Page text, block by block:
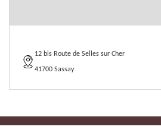
12 bis Route de Selles sur Cher
41700 Sassay